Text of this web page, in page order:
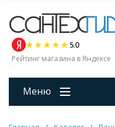
5.0
Рейтинг магазина в Яндексе
Меню